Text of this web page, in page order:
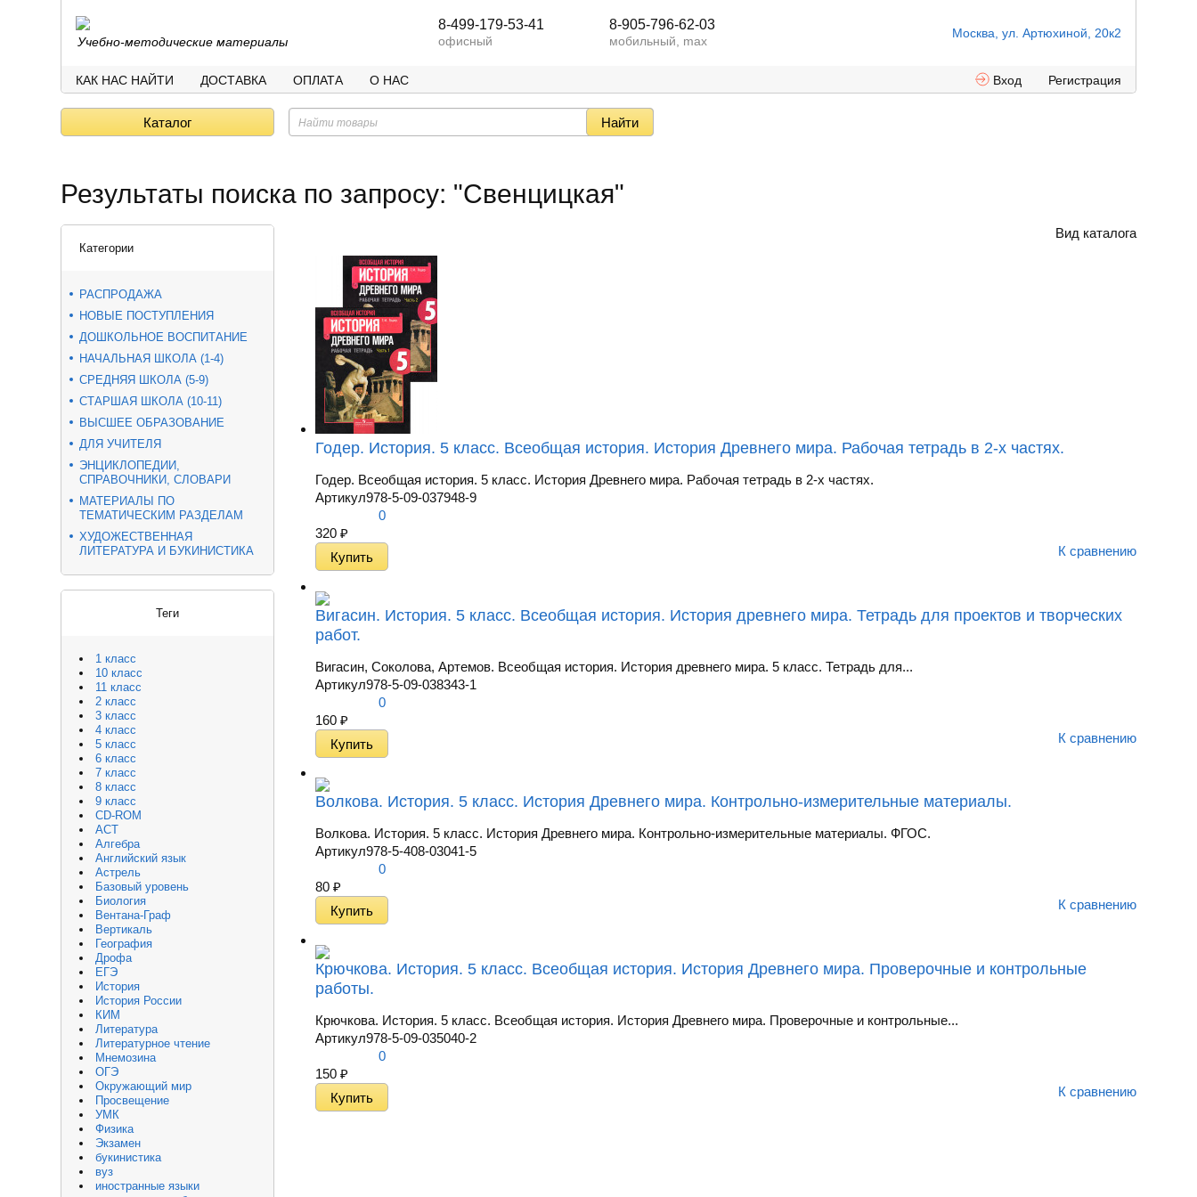
Учебно-методические материалы
8-499-179-53-41
офисный
8-905-796-62-03
мобильный, max
Москва, ул. Артюхиной, 20к2
КАК НАС НАЙТИ ДОСТАВКА ОПЛАТА О НАС Вход Регистрация
Каталог
Результаты поиска по запросу: "Свенцицкая"
Категории
РАСПРОДАЖА
НОВЫЕ ПОСТУПЛЕНИЯ
ДОШКОЛЬНОЕ ВОСПИТАНИЕ
НАЧАЛЬНАЯ ШКОЛА (1-4)
СРЕДНЯЯ ШКОЛА (5-9)
СТАРШАЯ ШКОЛА (10-11)
ВЫСШЕЕ ОБРАЗОВАНИЕ
ДЛЯ УЧИТЕЛЯ
ЭНЦИКЛОПЕДИИ,
СПРАВОЧНИКИ, СЛОВАРИ
МАТЕРИАЛЫ ПО
ТЕМАТИЧЕСКИМ РАЗДЕЛАМ
ХУДОЖЕСТВЕННАЯ
ЛИТЕРАТУРА И БУКИНИСТИКА
Теги
1 класс
10 класс
11 класс
2 класс
3 класс
4 класс
5 класс
6 класс
7 класс
8 класс
9 класс
CD-ROM
АСТ
Алгебра
Английский язык
Астрель
Базовый уровень
Биология
Вентана-Граф
Вертикаль
География
Дрофа
ЕГЭ
История
История России
КИМ
Литература
Литературное чтение
Мнемозина
ОГЭ
Окружающий мир
Просвещение
УМК
Физика
Экзамен
букинистика
вуз
иностранные языки
Вид каталога
Годер. История. 5 класс. Всеобщая история. История Древнего мира. Рабочая тетрадь в 2-х частях.
Годер. Всеобщая история. 5 класс. История Древнего мира. Рабочая тетрадь в 2-х частях.
Артикул978-5-09-037948-9
0
320 ₽
К сравнению
Вигасин. История. 5 класс. Всеобщая история. История древнего мира. Тетрадь для проектов и творческих
работ.
Вигасин, Соколова, Артемов. Всеобщая история. История древнего мира. 5 класс. Тетрадь для...
Артикул978-5-09-038343-1
0
160 ₽
К сравнению
Волкова. История. 5 класс. История Древнего мира. Контрольно-измерительные материалы.
Волкова. История. 5 класс. История Древнего мира. Контрольно-измерительные материалы. ФГОС.
Артикул978-5-408-03041-5
0
80 ₽
К сравнению
Крючкова. История. 5 класс. Всеобщая история. История Древнего мира. Проверочные и контрольные
работы.
Крючкова. История. 5 класс. Всеобщая история. История Древнего мира. Проверочные и контрольные...
Артикул978-5-09-035040-2
0
150 ₽
К сравнению